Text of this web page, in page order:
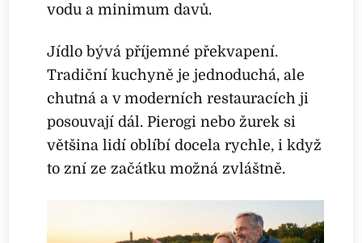
vodu a minimum davů.
Jídlo bývá příjemné překvapení.
Tradiční kuchyně je jednoduchá, ale
chutná a v moderních restauracích ji
posouvají dál. Pierogi nebo žurek si
většina lidí oblíbí docela rychle, i když
to zní ze začátku možná zvláštně.